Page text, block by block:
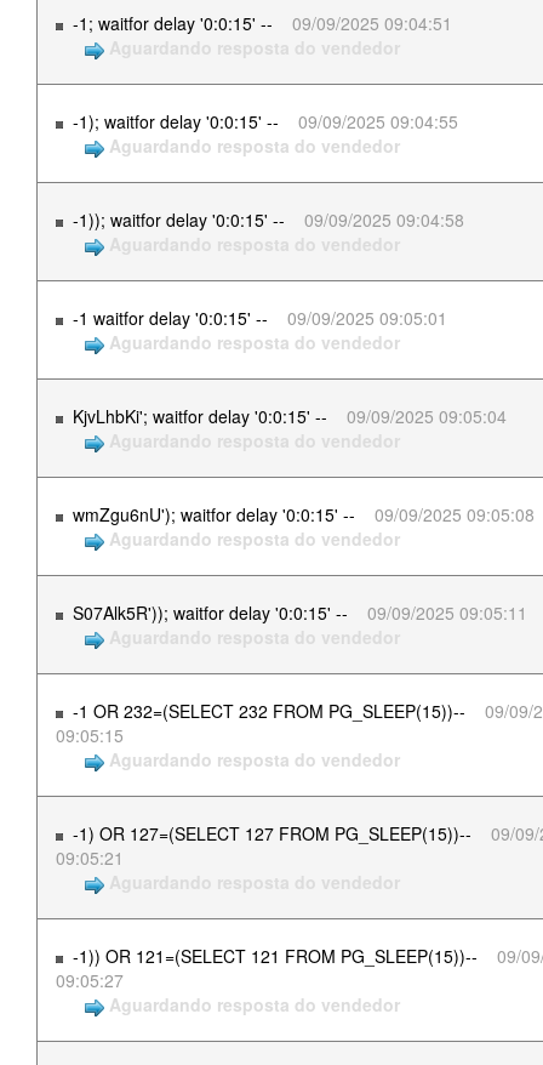
-1; waitfor delay '0:0:15' --
09/09/2025 09:04:51
Aguardando resposta do vendedor
-1); waitfor delay '0:0:15' --
09/09/2025 09:04:55
Aguardando resposta do vendedor
-1)); waitfor delay '0:0:15' --
09/09/2025 09:04:58
Aguardando resposta do vendedor
-1 waitfor delay '0:0:15' --
09/09/2025 09:05:01
Aguardando resposta do vendedor
KjvLhbKi'; waitfor delay '0:0:15' --
09/09/2025 09:05:04
Aguardando resposta do vendedor
wmZgu6nU'); waitfor delay '0:0:15' --
09/09/2025 09:05:08
Aguardando resposta do vendedor
S07Alk5R')); waitfor delay '0:0:15' --
09/09/2025 09:05:11
Aguardando resposta do vendedor
-1 OR 232=(SELECT 232 FROM PG_SLEEP(15))--
09/09/
09:05:15
Aguardando resposta do vendedor
-1) OR 127=(SELECT 127 FROM PG_SLEEP(15))--
09/
09:05:21
Aguardando resposta do vendedor
-1)) OR 121=(SELECT 121 FROM PG_SLEEP(15))--
09/
09:05:27
Aguardando resposta do vendedor